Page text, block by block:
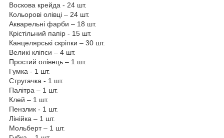
Воскова крейда - 24 шт.
Кольорові олівці – 24 шт.
Акварельні фарби – 18 шт.
Крістільний папір - 15 шт.
Канцелярські скріпки – 30 шт.
Великі кліпси – 4 шт.
Простий олівець – 1 шт.
Гумка - 1 шт.
Стругачка - 1 шт.
Палітра – 1 шт.
Клей – 1 шт.
Пензлик - 1 шт.
Лінійка – 1 шт.
Мольберт – 1 шт.